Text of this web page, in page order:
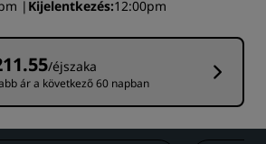
Kijelentkezés 12:00pm
/éjszaka
ár a következő 60 napban